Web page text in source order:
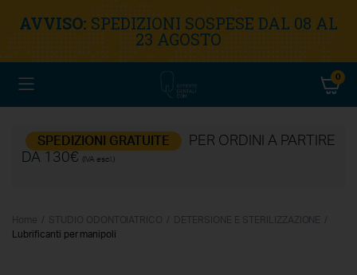
AVVISO: SPEDIZIONI SOSPESE DAL 08 AL
23 AGOSTO
0
SPEDIZIONI GRATUITE
PER ORDINI A PARTIRE
DA 130€
(IVA escl.)
Home STUDIO ODONTOIATRICO
DETERSIONE E STERILIZZAZIONE
Lubrificanti per manipoli